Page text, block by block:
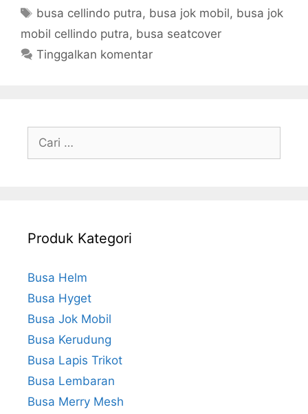
Tag
busa cellindo putra, busa jok mobil, busa jok
mobil cellindo putra, busa seatcover
Tinggalkan komentar
untuk:
Produk Kategori
Busa Helm
Busa Hyget
Busa Jok Mobil
Busa Kerudung
Busa Lapis Trikot
Busa Lembaran
Busa Merry Mesh